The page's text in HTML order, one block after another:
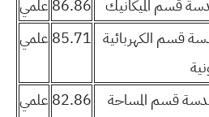
قسم الميكانيك 86.86 علمي
قسم الكهربائية 85.71 علمي
قسم المساحة
82.86 علمي